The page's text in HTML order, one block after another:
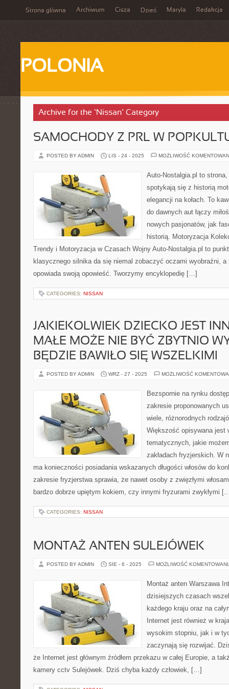
Strona główna Archiwum Cisza Dzień Maryla Redakcja
POLONIA
Archive for the ‘Nissan’ Category
SAMOCHODY Z PRL W
POSTED BY ADMIN LIS - 24 - 2025 MOŻLIWOŚĆ
Auto-Nostalgia.pl to
spotykają się z historią
elegancji na kołach. To
do dawnych aut łączy
nowych pasjonatów, jak
historią. Motoryzacja
Trendy i Motoryzacja w Czasach Wojny Auto-Nostalgia.pl to
klasycznego silnika da się niemal zobaczyć oczami wyobraźni, a
opowiada swoją opowieść. Tworzymy encyklopedię […]
CATEGORIES: NISSAN
JAKIEKOLWIEK DZIECKO JEST
MAŁE MOŻE NIE BYĆ ZBYTNIO
BĘDZIE BAWIŁO SIĘ WSZELKIMI
POSTED BY ADMIN WRZ - 27 - 2025 MOŻLIWOŚĆ
Bezspornie na rynku
zakresie proponowanych
wiele, różnorodnych
Większość opisywana jest
tematycznych, jakie
zakładach fryzjerskich. W
ma konieczności posiadania wskazanych długości włosów do
zakresie fryzjerstwa sprawia, że nawet osoby z zwięzłymi
bardzo dobrze upiętym kokiem, czy innymi fryzurami zwykłymi
CATEGORIES: NISSAN
MONTAŻ ANTEN SULEJÓWEK
POSTED BY ADMIN SIE - 6 - 2025 MOŻLIWOŚĆ
Montaż anten Warszawa
dzisiejszych czasach
każdego kraju oraz na
Internet jest również w
wysokim stopniu, jak i w
zaczynają się rozwijać.
że Internet jest głównym źródłem przekazu w całej Europie, a
kamery cctv Sulejówek. Dziś chyba każdy człowiek, […]